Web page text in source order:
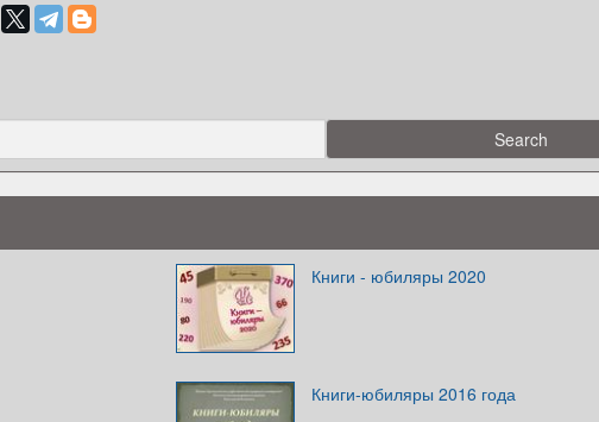
Книги - юбиляры 2020
Книги-юбиляры 2016 года